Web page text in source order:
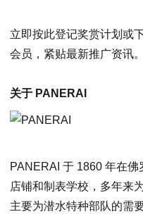
立即按此登记奖赏计划或
会员，紧贴最新推广资讯。
关于 PANERAI
PANERAI 于 1860 年在佛
店铺和制表学校，多年来
主要为潜水特种部队的需